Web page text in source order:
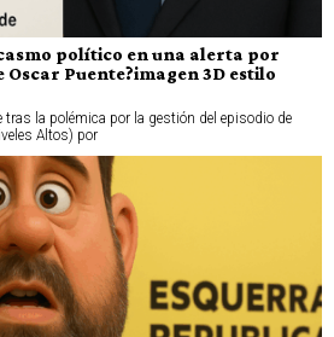
político en una alerta por
Puente?imagen 3D estilo
tras la polémica por la gestión del episodio de
Altos) por